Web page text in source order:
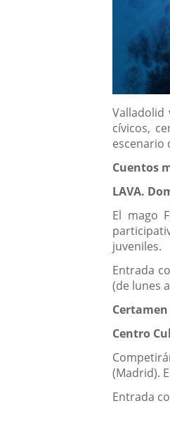
cívicos,
escenario
Cuentos
LAVA.
El mago
juveniles.
Entrada
(de lunes
Centro
(Madrid).
Entrada